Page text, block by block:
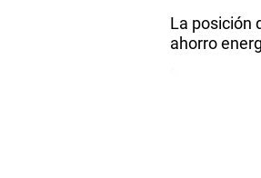
La posición
ahorro